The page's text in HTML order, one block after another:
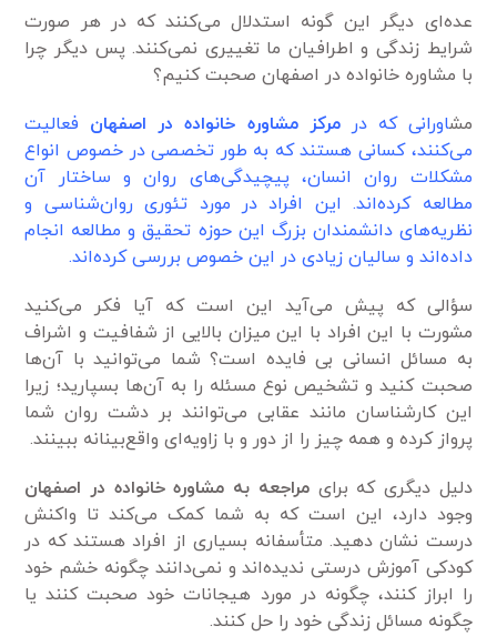
عده‌ای دیگر این گونه استدلال می‌کنند که در هر صورت
شرایط زندگی و اطرافیان ما تغییری نمی‌کنند. پس دیگر چرا
با مشاوره خانواده در اصفهان صحبت کنیم؟
مشاورانی که درمرکز مشاوره خانواده در اصفهان فعالیت
می‌کنند، کسانی هستند که به طور تخصصی در خصوص انواع
مشکلات روان انسان، پیچیدگی‌های روان و ساختار آن
مطالعه کرده‌اند. این افراد در مورد تئوری روان‌شناسی و
نظریه‌های دانشمندان بزرگ این حوزه تحقیق و مطالعه انجام
داده‌اند و سالیان زیادی در این خصوص بررسی کرده‌اند.
سؤالی که پیش می‌آید این است که آیا فکر می‌کنید
مشورت با این افراد با این میزان بالایی از شفافیت و اشراف
به مسائل انسانی بی فایده است؟ شما می‌توانید با آن‌ها
صحبت کنید و تشخیص نوع مسئله را به آن‌ها بسپارید؛ زیرا
این کارشناسان مانند عقابی می‌توانند بر دشت روان شما
پرواز کرده و همه چیز را از دور و با زاویه‌ای واقع‌بینانه ببینند.
دلیل دیگری که برایمراجعه به مشاوره خانواده در اصفهان
وجود دارد، این است که به شما کمک می‌کند تا واکنش
درست نشان دهید. متأسفانه بسیاری از افراد هستند که در
کودکی آموزش درستی ندیده‌اند و نمی‌دانند چگونه خشم خود
را ابراز کنند، چگونه در مورد هیجانات خود صحبت کنند یا
چگونه مسائل زندگی خود را حل کنند.